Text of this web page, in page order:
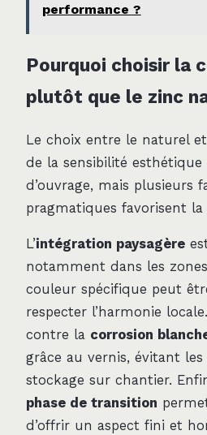
performance ?
Pourquoi choisir la
plutôt que le zinc
Le choix entre le naturel
de la sensibilité
d’ouvrage, mais plusieurs
pragmatiques favorisent
L’intégration paysagère
notamment dans les
couleur spécifique peut
respecter l’harmonie
contre la corrosion
grâce au vernis, évitant les
stockage sur chantier.
phase de transition
d’offrir un aspect fini et